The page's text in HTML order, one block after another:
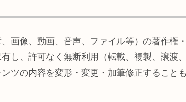
画像、動画、音声、ファイル等）の著作権・
し、許可なく無断利用（転載、複製、譲渡、
ツの内容を変形・変更・加筆修正することも